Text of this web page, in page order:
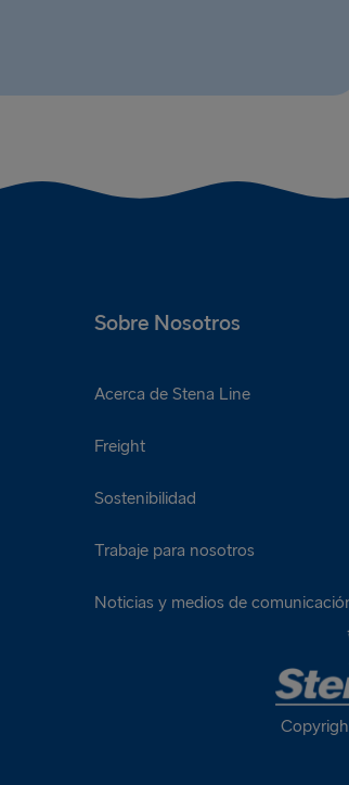
Sobre Nosotros
Acerca de Stena Line
Freight
Sostenibilidad
Trabaje para nosotros
Noticias y medios de